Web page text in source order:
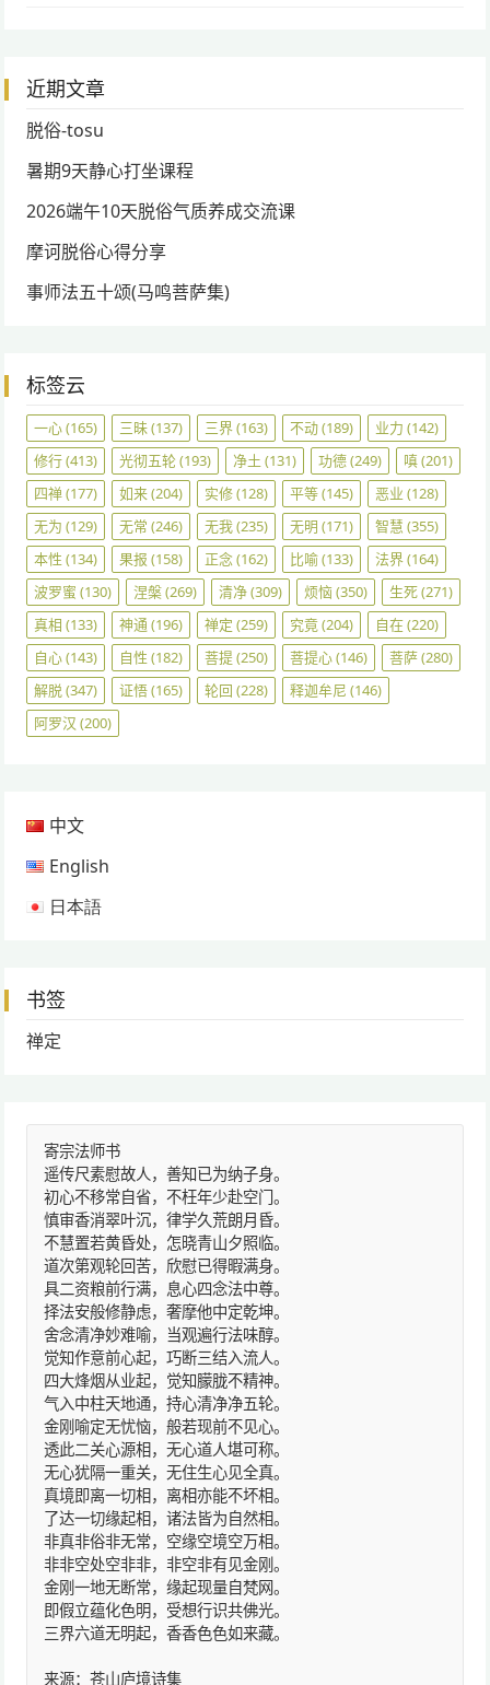
近期文章
脱俗-tosu
暑期9天静心打坐课程
2026端午10天脱俗气质养成交流课
摩诃脱俗心得分享
事师法五十颂(马鸣菩萨集)
标签云
一心(165) 三昧(137) 三界(163) 不动(189) 业力 (142)
修行(413) 光彻五轮(193) 净土 (131) 功德(249) 嗔(201)
四禅(177) 如来(204) 实修(128) 平等(145) 恶业 (128)
无为 (129) 无常 (246) 无我(235) 无明 (171) 智慧 (355)
本性 (134) 果报 (158) 正念(162) 比喻(133) 法界(164)
波罗蜜 (130) 涅槃(269) 清净(309) 烦恼(350) 生死(271)
真相 (133) 神通 (196) 禅定 (259) 究竟(204) 自在(220)
自心(143) 自性 (182) 菩提(250) 菩提心(146) 菩萨(280)
解脱(347) 证悟(165) 轮回 (228) 释迦牟尼 (146)
阿罗汉 (200)
中文
English
日本語
书签
禅定
寄宗法师书
遥传尺素慰故人，善知已为纳子身。
初心不移常自省，不枉年少赴空门。
慎审香消翠叶沉，律学久荒朗月昏。
不慧置若黄昏处，怎晓青山夕照临。
道次第观轮回苦，欣慰已得暇满身。
具二资粮前行满，息心四念法中尊。
择法安般修静虑，奢摩他中定乾坤。
舍念清净妙难喻，当观遍行法味醇。
觉知作意前心起，巧断三结入流人。
四大烽烟从业起，觉知朦胧不精神。
气入中柱天地通，持心清净净五轮。
金刚喻定无忧恼，般若现前不见心。
透此二关心源相，无心道人堪可称。
无心犹隔一重关，无住生心见全真。
真境即离一切相，离相亦能不坏相。
了达一切缘起相，诸法皆为自然相。
非真非俗非无常，空缘空境空万相。
非非空处空非非，非空非有见金刚。
金刚一地无断常，缘起现量自梵网。
即假立蕴化色明，受想行识共佛光。
三界六道无明起，香香色色如来藏。
来源：苍山庐境诗集